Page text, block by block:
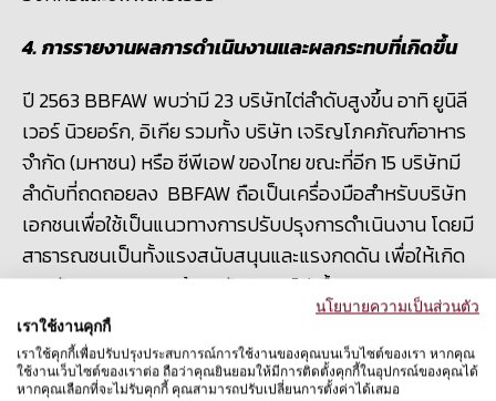
4. การรายงานผลการดำเนินงานและผลกระทบที่เกิดขึ้น
ปี 2563BBFAW พบว่ามี 23 บริษัทไต่ลำดับสูงขึ้น อาทิ ยูนิลี
เวอร์ นิวยอร์ก, อิเกีย รวมทั้ง บริษัท เจริญโภคภัณฑ์อาหาร
จำกัด (มหาชน) หรือ ซีพีเอฟ ของไทย ขณะที่อีก 15 บริษัทมี
ลำดับที่ถดถอยลง BBFAW ถือเป็นเครื่องมือสำหรับบริษัท
เอกชนเพื่อใช้เป็นแนวทางการปรับปรุงการดำเนินงาน โดยมี
สาธารณชนเป็นทั้งแรงสนับสนุนและแรงกดดัน เพื่อให้เกิด
การพัฒนามาตรฐานด้านสวัสดิภาพไก่เนื้อตามความ
ต้องการของผู้บริโภคยุคใหม่
นโยบายความเป็นส่วนตัว
เราใช้งานคุกกี้
เราใช้คุกกี้เพื่อปรับปรุงประสบการณ์การใช้งานของคุณบนเว็บไซต์ของเรา หากคุณ
ใช้งานเว็บไซต์ของเราต่อ ถือว่าคุณยินยอมให้มีการติดตั้งคุกกี้ในอุปกรณ์ของคุณได้
หากคุณเลือกที่จะไม่รับคุกกี้ คุณสามารถปรับเปลี่ยนการตั้งค่าได้เสมอ